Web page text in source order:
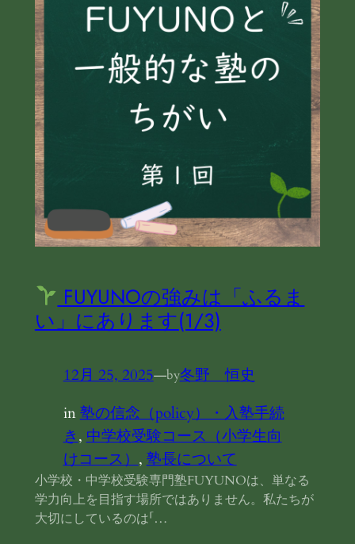
FUYUNOの強みは「ふるま
い」にあります(1/3)
12月 25, 2025—by冬野 恒史
in塾の信念（policy）・入塾手続
き, 中学校受験コース（小学生向
けコース） , 塾長について
小学校・中学校受験専門塾FUYUNOは、単なる
学力向上を目指す場所ではありません。私たちが
大切にしているのは「…